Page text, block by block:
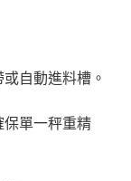
自動進料槽。
單一秤重精